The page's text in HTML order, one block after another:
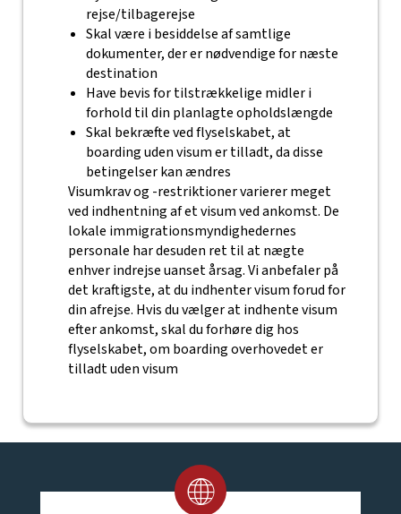
rejse/tilbagerejse
Skal være i besiddelse af samtlige
dokumenter, der er nødvendige for næste
destination
Have bevis for tilstrækkelige midler i
forhold til din planlagte opholdslængde
Skal bekræfte ved flyselskabet, at
boarding uden visum er tilladt, da disse
betingelser kan ændres
Visumkrav og -restriktioner varierer meget
ved indhentning af et visum ved ankomst. De
lokale immigrationsmyndighedernes
personale har desuden ret til at nægte
enhver indrejse uanset årsag. Vi anbefaler på
det kraftigste, at du indhenter visum forud for
din afrejse. Hvis du vælger at indhente visum
efter ankomst, skal du forhøre dig hos
flyselskabet, om boarding overhovedet er
tilladt uden visum